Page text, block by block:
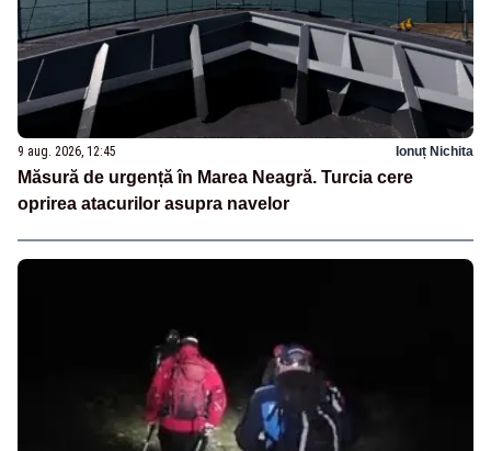
9 aug. 2026, 12:45 Ionuț Nichita
Măsură de urgență în Marea Neagră. Turcia cere
oprirea atacurilor asupra navelor